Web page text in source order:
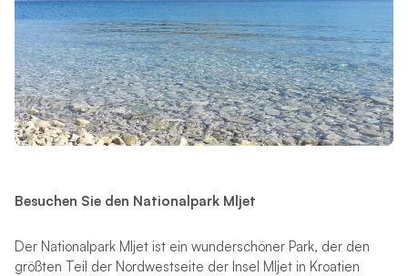
Besuchen Sie den Nationalpark Mljet
Der Nationalpark Mljet ist ein wunderschöner Park, der den
größten Teil der Nordwestseite der Insel Mljet in Kroatien